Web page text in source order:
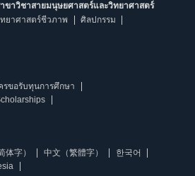
ขาวิชาสายมนุษยศาสตร์และวิทยาศาสตร์
ยาศาสตร์ชีวภาพ
ศิลปกรรม
รขอรับทุนการศึกษา
体字） 中文（繁體字）
한국어